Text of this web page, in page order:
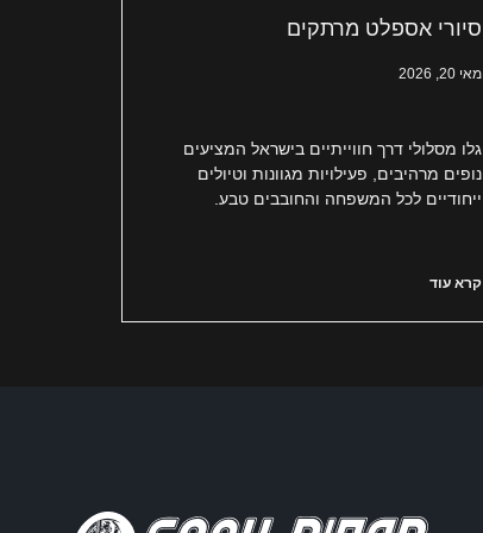
סיורי אספלט מרתקים
מאי 20, 2026
גלו מסלולי דרך חווייתיים בישראל המציעים
נופים מרהיבים, פעילויות מגוונות וטיולים
ייחודיים לכל המשפחה והחובבים טבע.
קרא עוד